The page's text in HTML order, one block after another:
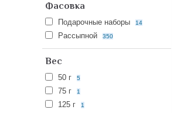
Фасовка
Подарочные наборы 14
Рассыпной 350
Вес
50 г 5
75 г 1
125 г 1